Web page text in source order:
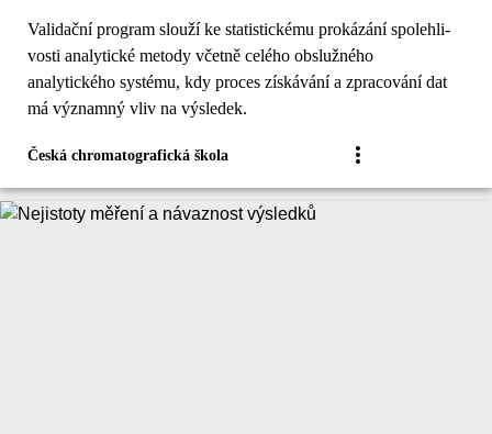
Validační program slouží ke statistickému prokázání spolehli­
vosti analytické metody včetně celého obslužného
analytického systému, kdy proces získávání a zpracování dat
má významný vliv na výsledek.
Česká chromatografická škola